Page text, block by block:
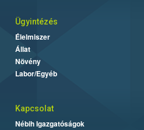
Ügyintézés
Élelmiszer
Állat
Növény
Labor/Egyéb
Kapcsolat
Nébih Igazgatóságok